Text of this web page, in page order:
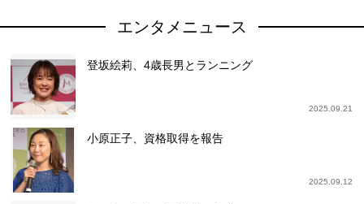
エンタメニュース
登坂絵莉、4歳長男とランニング
2025.09.21
小原正子、資格取得を報告
2025.09.12